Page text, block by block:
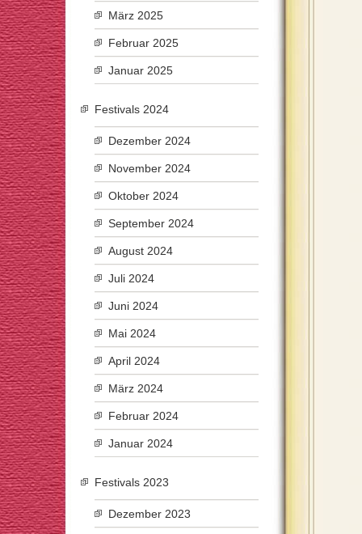
März 2025
Februar 2025
Januar 2025
Festivals 2024
Dezember 2024
November 2024
Oktober 2024
September 2024
August 2024
Juli 2024
Juni 2024
Mai 2024
April 2024
März 2024
Februar 2024
Januar 2024
Festivals 2023
Dezember 2023